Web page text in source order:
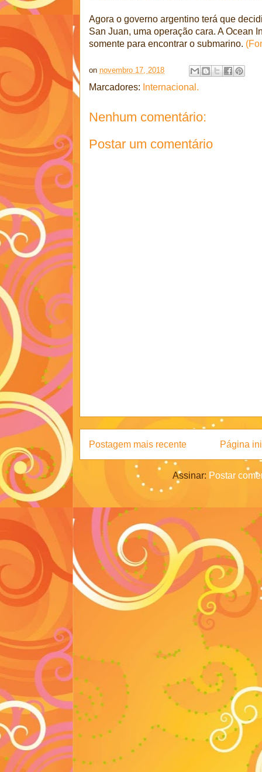
Agora o governo argentino terá que
San Juan, uma operação cara. A Ocean
somente para encontrar o submarino.
on novembro 17, 2018
Marcadores: Internacional.
Nenhum comentário:
Postar um comentário
Postagem mais recente Página
Assinar: Postar